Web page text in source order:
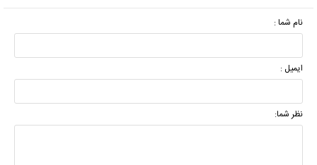
نام شما :
ایمیل :
نظر شما: